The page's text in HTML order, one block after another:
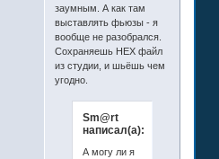
заумным. А как там
выставлять фьюзы - я
вообще не разобрался.
Сохраняешь НЕХ файл
из студии, и шьёшь чем
угодно.
Sm@rt
написал(а):
А могу ли я